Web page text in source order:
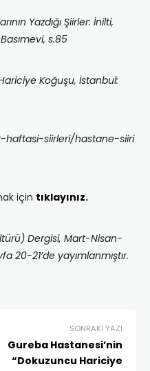
Yazdığı Şiirler: İnilti,
s.85
Koğuşu, İstanbul:
siirleri/hastane-siiri
için tıklayınız.
Dergisi, Mart-Nisan-
20-21’de yayımlanmıştır.
SONRAKI YAZI
Gureba Hastanesi’nin
“Dokuzuncu Hariciye